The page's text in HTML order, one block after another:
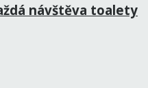
návštěva toalety